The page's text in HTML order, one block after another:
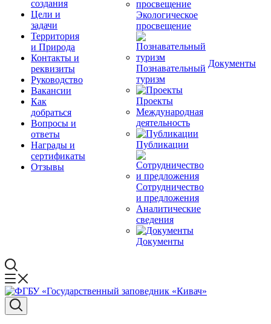
создания
Цели и
задачи
Территория
и Природа
Контакты и
реквизиты
Руководство
Вакансии
Как
добраться
Вопросы и
ответы
Награды и
сертификаты
Отзывы
Экологическое
просвещение
Познавательный
туризм
Проекты
Международная
деятельность
Публикации
Сотрудничество
и предложения
Аналитические
сведения
Документы
Документы